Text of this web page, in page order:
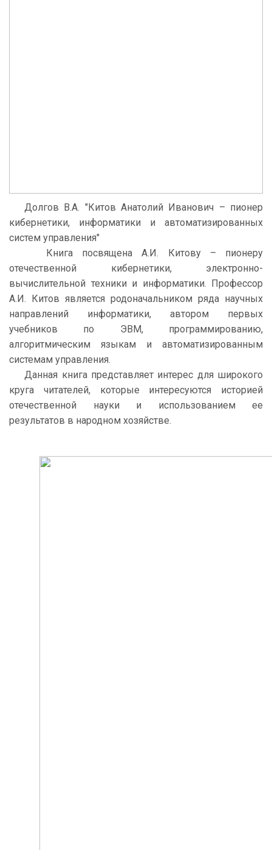
Долгов В.А. "Китов Анатолий Иванович – пионер
кибернетики, информатики и автоматизированных
систем управления"
Книга посвящена А.И. Китову – пионеру
отечественной кибернетики, электронно-
вычислительной техники и информатики. Профессор
А.И. Китов является родоначальником ряда научных
направлений информатики, автором первых
учебников по ЭВМ, программированию,
алгоритмическим языкам и автоматизированным
системам управления.
Данная книга представляет интерес для широкого
круга читателей, которые интересуются историей
отечественной науки и использованием ее
результатов в народном хозяйстве.